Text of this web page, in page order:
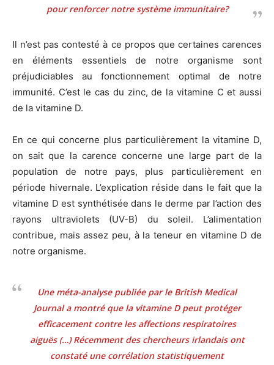
pour renforcer notre système immunitaire?
Il n’est pas contesté à ce propos que certaines carences
en éléments essentiels de notre organisme sont
préjudiciables au fonctionnement optimal de notre
immunité. C’est le cas du zinc, de la vitamine C et aussi
de la vitamine D.
En ce qui concerne plus particulièrement la vitamine D,
on sait que la carence concerne une large part de la
population de notre pays, plus particulièrement en
période hivernale. L’explication réside dans le fait que la
vitamine D est synthétisée dans le derme par l’action des
rayons ultraviolets (UV-B) du soleil. L’alimentation
contribue, mais assez peu, à la teneur en vitamine D de
notre organisme.
Une méta-analyse publiée par le British Medical
Journal a montré que la vitamine D peut protéger
efficacement contre les affections respiratoires
aiguës (…) Récemment des chercheurs irlandais ont
constaté une corrélation statistiquement